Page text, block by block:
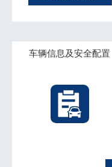
车辆信息及安全配置